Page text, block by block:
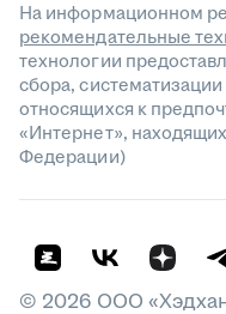
На информационном
рекомендательные
технологии
сбора,
относящихся к
«Интернет»,
Федерации)
© 2026 ООО